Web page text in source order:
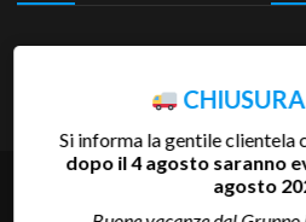
Termini e condizioni
Copyright 2025 Pianigiani Rottami
SI-81793 |
Si informa la gentile clientela
dopo il 4 agosto saranno
agosto